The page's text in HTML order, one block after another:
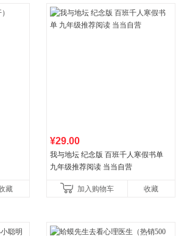
藏
¥29.00
我与地坛 纪念版 百班千人寒假书单
九年级推荐阅读 当当自营
加入购物车 收藏